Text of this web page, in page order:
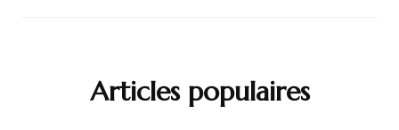
Articles populaires